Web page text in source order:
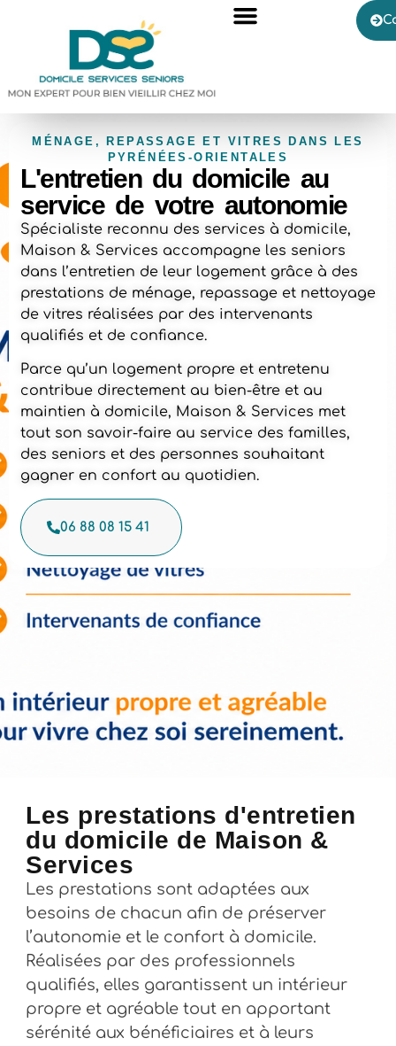
MÉNAGE, REPASSAGE ET VITRES DANS LES
PYRÉNÉES-ORIENTALES
L'entretien du domicile au
service de votre autonomie
Spécialiste reconnu des services à domicile,
Maison & Services accompagne les seniors
dans l’entretien de leur logement grâce à des
prestations de ménage, repassage et nettoyage
de vitres réalisées par des intervenants
qualifiés et de confiance.
Parce qu’un logement propre et entretenu
contribue directement au bien-être et au
maintien à domicile, Maison & Services met
tout son savoir-faire au service des familles,
des seniors et des personnes souhaitant
gagner en confort au quotidien.
06 88 08 15 41
Les prestations d'entretien
du domicile de Maison &
Services
Les prestations sont adaptées aux
besoins de chacun afin de préserver
l’autonomie et le confort à domicile.
Réalisées par des professionnels
qualifiés, elles garantissent un intérieur
propre et agréable tout en apportant
sérénité aux bénéficiaires et à leurs